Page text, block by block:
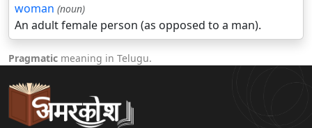
woman (noun)
An adult female person (as opposed to a man).
Pragmatic meaning in Telugu.